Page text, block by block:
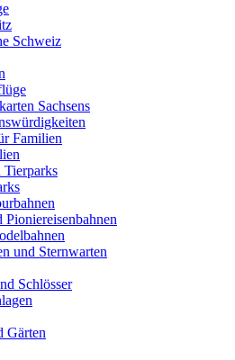
Schweiz
Sachsens
Familien
Tierparks
Pioniereisenbahnen
und Sternwarten
Schlösser
Gärten